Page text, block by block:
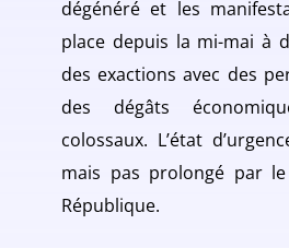
dégénéré et les
place depuis la mi-mai à
des exactions avec des
des dégâts
colossaux. L’état
mais pas prolongé par
République.